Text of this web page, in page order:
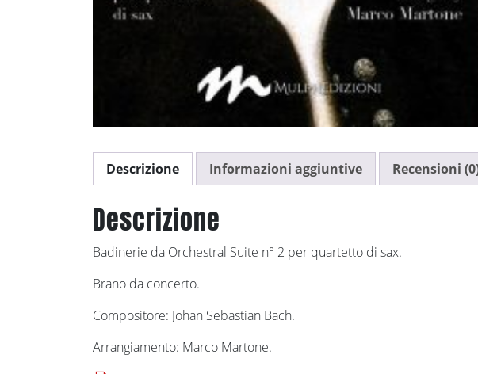
Descrizione Informazioni aggiuntive Recensioni
Descrizione
Badinerie da Orchestral Suite n° 2 per quartetto di sax.
Brano da concerto.
Compositore: Johan Sebastian Bach.
Arrangiamento: Marco Martone.